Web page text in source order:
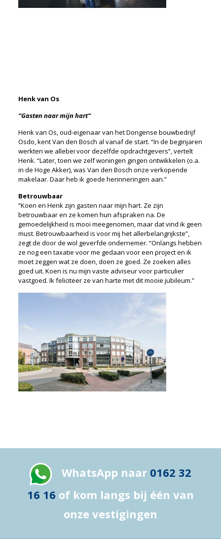
Henk van Os
“Gasten naar mijn hart”
Henk van Os, oud-eigenaar van het Dongense bouwbedrijf
Osdo, kent Van den Bosch al vanaf de start. “In de beginjaren
werkten we allebei voor dezelfde opdrachtgevers”, vertelt
Henk. “Later, toen we zelf woningen gingen ontwikkelen (o.a.
in de Hoge Akker), was Van den Bosch onze verkopende
makelaar. Daar heb ik goede herinneringen aan.”
Betrouwbaar
“Koen en Henk zijn gasten naar mijn hart. Ze zijn
betrouwbaar en ze komen hun afspraken na. De
gemoedelijkheid is mooi meegenomen, maar dat vind ik geen
must. Betrouwbaarheid is voor mij het allerbelangrijkste”,
zegt de door de wol geverfde ondernemer. “Onlangs hebben
ze nog een taxatie voor me gedaan voor een project en ik
moet zeggen wat ze doen, doen ze goed. Ze zoeken alles
goed uit. Koen is nu mijn vaste adviseur voor particulier
vastgoed. Ik feliciteer ze van harte met dit mooie jubileum.”
WhatsApp naar 0162 32
16 16 of kom langs bij één van
onze vestigingen